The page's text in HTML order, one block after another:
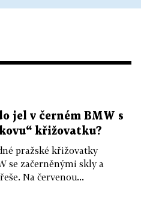
jel v černém BMW s
křižovatku?
pražské křižovatky
se začerněnými skly a
Na červenou...